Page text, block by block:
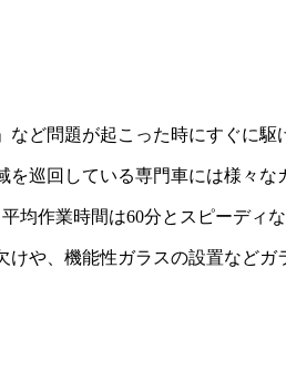
ど問題が起こった時にすぐに駆
巡回している専門車には様々な
均作業時間は60分とスピーディ
や、機能性ガラスの設置などガ